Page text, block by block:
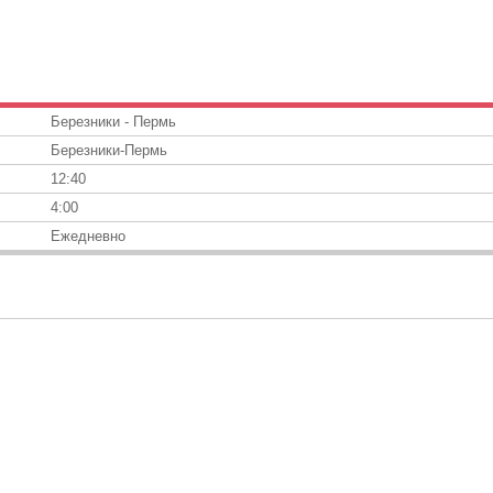
Березники - Пермь
Березники-Пермь
12:40
4:00
Ежедневно